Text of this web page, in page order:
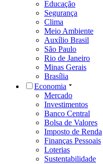
Educação
Segurança
Clima
Meio Ambiente
Auxílio Brasil
São Paulo
Rio de Janeiro
Minas Gerais
Brasília
Economia
Mercado
Investimentos
Banco Central
Bolsa de Valores
Imposto de Renda
Finanças Pessoais
Loterias
Sustentabilidade